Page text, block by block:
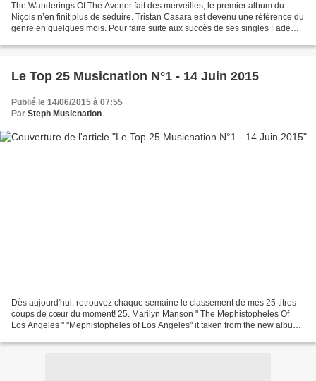
The Wanderings Of The Avener fait des merveilles, le premier album du
Niçois n’en finit plus de séduire. Tristan Casara est devenu une référence du
genre en quelques mois. Pour faire suite aux succès de ses singles Fade
Le Top 25 Musicnation N°1 - 14 Juin 2015
Publié le 14/06/2015 à 07:55
Par Steph Musicnation
Dès aujourd'hui, retrouvez chaque semaine le classement de mes 25 titres
coups de cœur du moment! 25. Marilyn Manson " The Mephistopheles Of
Los Angeles " "Mephistopheles of Los Angeles" it taken from the new album,